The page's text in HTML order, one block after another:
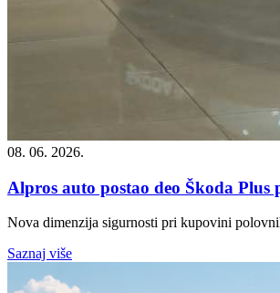
08. 06. 2026.
Alpros auto postao deo Škoda Plus
Nova dimenzija sigurnosti pri kupovini
Saznaj više